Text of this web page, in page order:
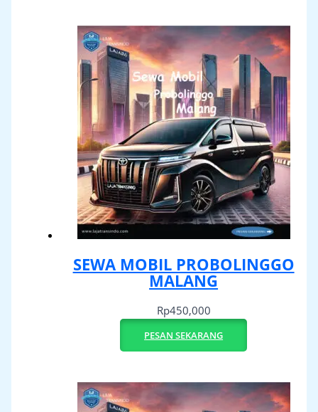
SEWA MOBIL PROBOLINGGO
MALANG
Rp450,000
PESAN SEKARANG